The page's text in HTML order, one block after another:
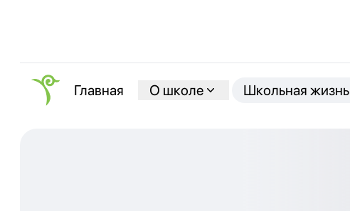
Главная О школе Школьная жизнь